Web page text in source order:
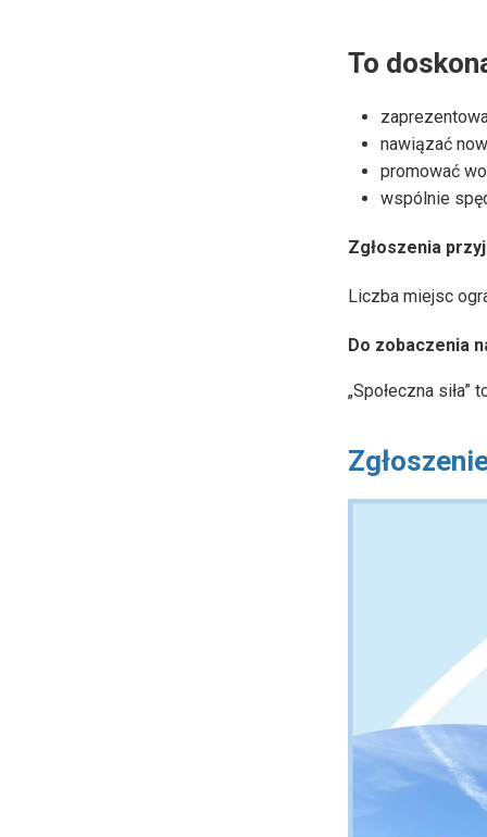
To
nawiązać
promować
wspólnie
Zgłoszenia
Liczba miejsc
Do zobaczenia
„Społeczna